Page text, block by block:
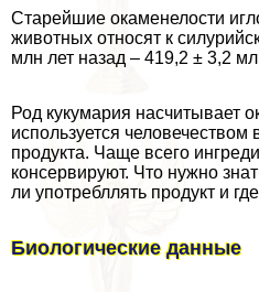
Старейшие окаменелости
животных относят к
млн лет назад – 419,2 ± 3,2
Род кукумария насчитывает
используется человечеством
продукта. Чаще всего
консервируют. Что нужно
ли употрeбллять продукт и
Биологические данные